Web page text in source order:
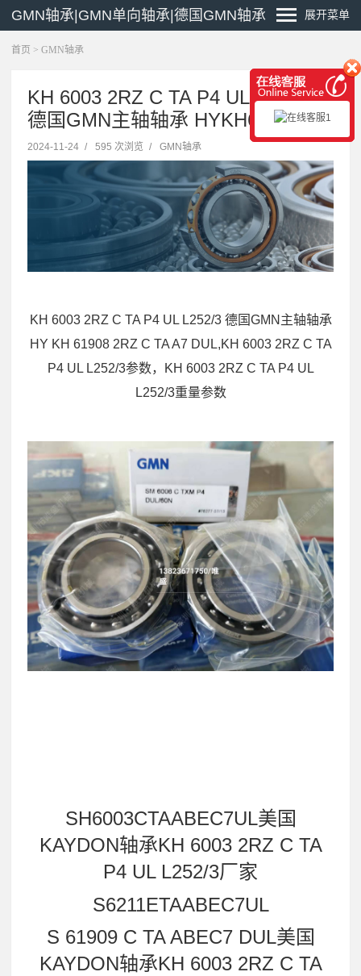
GMN轴承|GMN单向轴承|德国GMN轴承 展开菜单
首页 > GMN轴承
KH 6003 2RZ C TA P4 UL L252/3
德国GMN主轴轴承 HYKH6006C
2024-11-24 / 595 次浏览 / GMN轴承
KH 6003 2RZ C TA P4 UL L252/3 德国GMN主轴轴承
HY KH 61908 2RZ C TA A7 DUL,KH 6003 2RZ C TA
P4 UL L252/3参数，KH 6003 2RZ C TA P4 UL
L252/3重量参数
SH6003CTAABEC7UL美国
KAYDON轴承KH 6003 2RZ C TA
P4 UL L252/3厂家
S6211ETAABEC7UL
S 61909 C TA ABEC7 DUL美国
KAYDON轴承KH 6003 2RZ C TA